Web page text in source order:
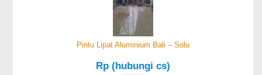
Pintu Lipat Aluminium Bali – Solu
Rp (hubungi cs)